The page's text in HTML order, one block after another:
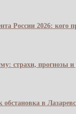
России 2026: кого
страхи, прогнозы и
в